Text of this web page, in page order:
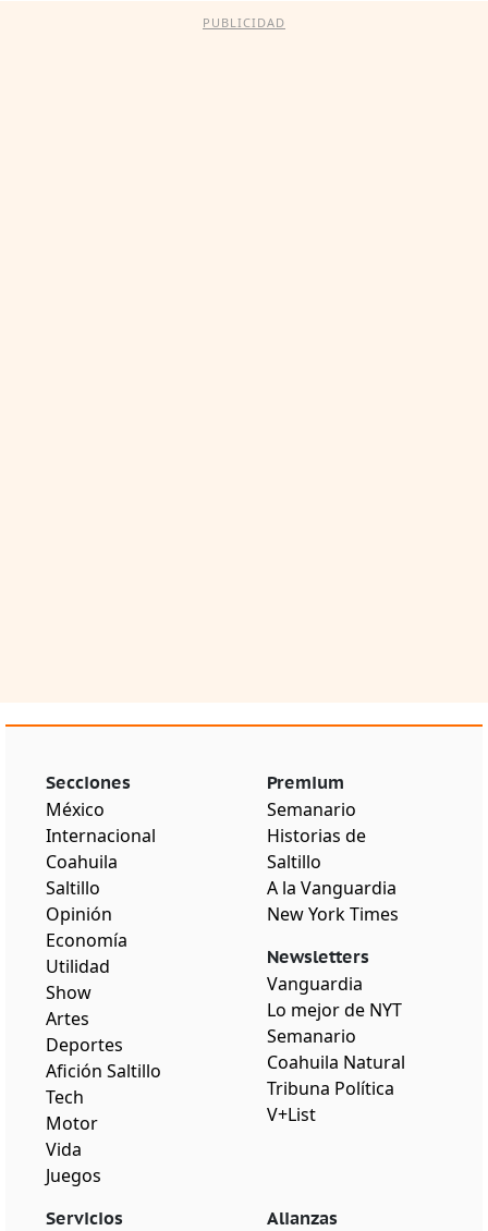
PUBLICIDAD
Secciones
México
Internacional
Coahuila
Saltillo
Opinión
Economía
Utilidad
Show
Artes
Deportes
Afición Saltillo
Tech
Motor
Vida
Juegos
Premium
Semanario
Historias de
Saltillo
A la Vanguardia
New York Times
Newsletters
Vanguardia
Lo mejor de NYT
Semanario
Coahuila Natural
Tribuna Política
V+List
Servicios Alianzas